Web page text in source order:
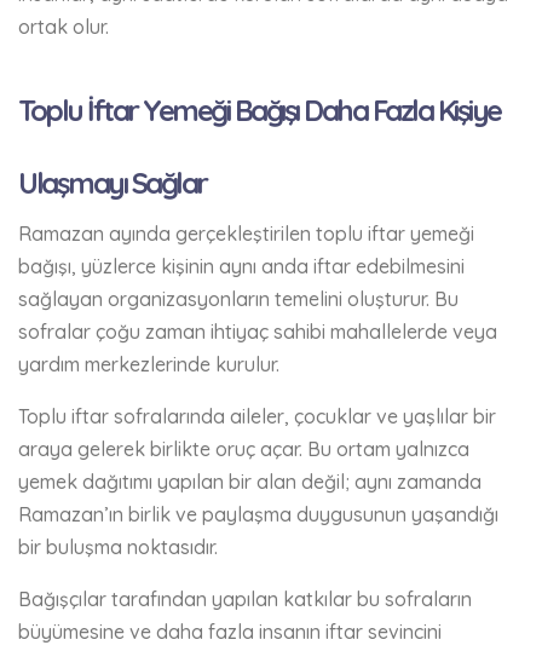
ortak olur.
Toplu İftar Yemeği Bağışı Daha Fazla Kişiye
Ulaşmayı Sağlar
Ramazan ayında gerçekleştirilen toplu iftar yemeği
bağışı, yüzlerce kişinin aynı anda iftar edebilmesini
sağlayan organizasyonların temelini oluşturur. Bu
sofralar çoğu zaman ihtiyaç sahibi mahallelerde veya
yardım merkezlerinde kurulur.
Toplu iftar sofralarında aileler, çocuklar ve yaşlılar bir
araya gelerek birlikte oruç açar. Bu ortam yalnızca
yemek dağıtımı yapılan bir alan değil; aynı zamanda
Ramazan’ın birlik ve paylaşma duygusunun yaşandığı
bir buluşma noktasıdır.
Bağışçılar tarafından yapılan katkılar bu sofraların
büyümesine ve daha fazla insanın iftar sevincini